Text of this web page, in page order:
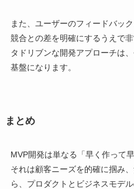
また、ユーザーのフィードバッ
競合との差を明確にするうえで
タドリブンな開発アプローチは
基盤になります。
まとめ
MVP開発は単なる「早く作って
それは顧客ニーズを的確に掴み
ら、プロダクトとビジネスモデ